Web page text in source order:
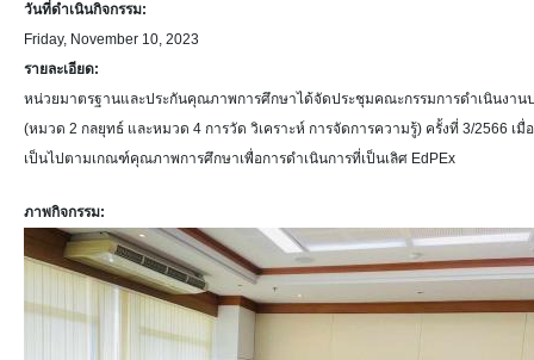
วันที่ดำเนินกิจกรรม:
Friday, November 10, 2023
รายละเอียด:
หน่วยมาตรฐานและประกันคุณภาพการศึกษาได้จัดประชุมคณะกรรมการดำเนินงา
(หมวด 2 กลยุทธ์ และหมวด 4 การวัด วิเคราะห์ การจัดการความรู้) ครั้งที่ 3/2566
เป็นไปตามเกณฑ์คุณภาพการศึกษาเพื่อการดำเนินการที่เป็นเลิศ EdPEx
ภาพกิจกรรม: